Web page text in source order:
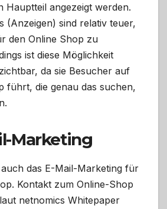
Hauptteil angezeigt werden.
(Anzeigen) sind relativ teuer,
den Online Shop zu
ist diese Möglichkeit
da sie Besucher auf
führt, die genau das suchen,
Marketing
das E-Mail-Marketing für
Kontakt zum Online-Shop
netnomics Whitepaper